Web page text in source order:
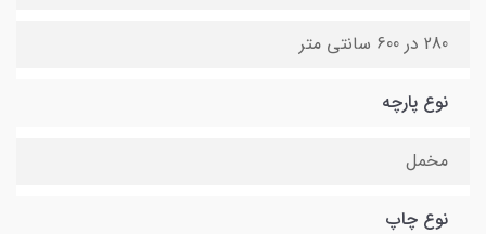
280 در 600 سانتی متر
نوع پارچه
مخمل
نوع چاپ